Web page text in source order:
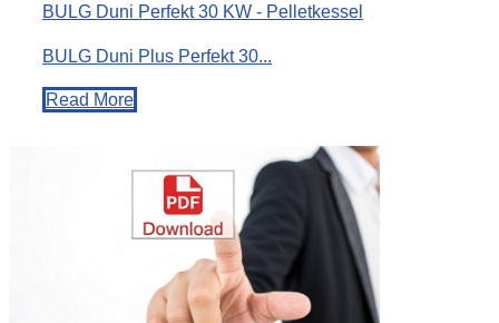
BULG Duni Perfekt 30 KW - Pelletkessel
BULG Duni Plus Perfekt 30...
Read More